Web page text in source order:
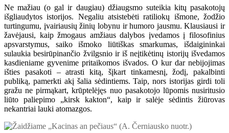
Ne mažiau (o gal ir daugiau) džiaugsmo suteikia kitų pasakotojų
išgliaudytos istorijos. Negaliu atsistebėti ratiliokų išmone, žodžio
turtingumu, įvairiausių žinių lobynu ir humoro jausmu. Klausiausi ir
žavėjausi, kaip žmogaus amžiaus dalybos įvedamos į filosofinius
apsvarstymus, saiko išmoko liūtiškas smarkumas, išdaigininkai
sulaukia besirūpinančio žvilgsnio ir iš neįtikėtinų istorijų išvedamos
kasdieniame gyvenime pritaikomos išvados. O kur dar nebijojimas
išties pasakoti – atrasti kitą, šįkart tinkamesnį, žodį, pakalbinti
publiką, pamerkti akį šalia sėdintiems. Taip, nors istorijas girdi toli
gražu ne pirmąkart, krūptelėjęs nuo pasakotojo lūpomis nusiritusio
liūto paliepimo „kirsk kakton“, kaip ir salėje sėdintis žiūrovas
nekantriai lauki atomazgos.